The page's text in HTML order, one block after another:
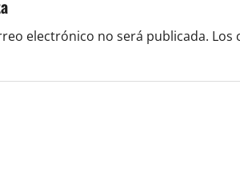
electrónico no será publicada. Los